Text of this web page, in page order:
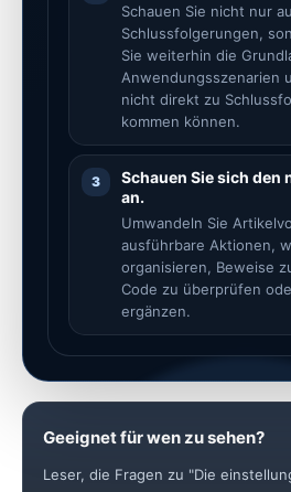
Schauen Sie nicht nur
Schlussfolgerungen,
Sie weiterhin die
Anwendungsszenarien
nicht direkt zu
kommen können.
3
Schauen Sie sich den
an.
Umwandeln Sie
ausführbare Aktionen,
organisieren, Beweise
Code zu überprüfen
ergänzen.
Geeignet für wen zu sehen?
Leser, die Fragen zu "Die